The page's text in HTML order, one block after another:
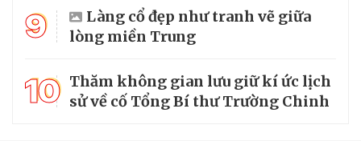
9
Làng cổ đẹp như tranh vẽ giữa
lòng miền Trung
10 Thăm không gian lưu giữ kí ức lịch
sử về cố Tổng Bí thư Trường Chinh